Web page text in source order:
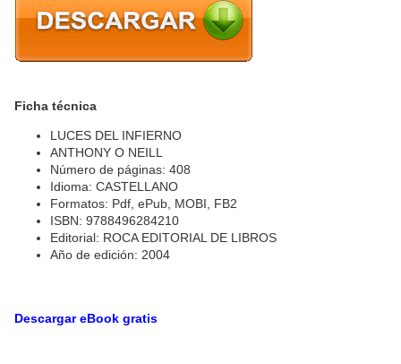
Ficha técnica
LUCES DEL INFIERNO
ANTHONY O NEILL
Número de páginas: 408
Idioma: CASTELLANO
Formatos: Pdf, ePub, MOBI, FB2
ISBN: 9788496284210
Editorial: ROCA EDITORIAL DE LIBROS
Año de edición: 2004
Descargar eBook gratis